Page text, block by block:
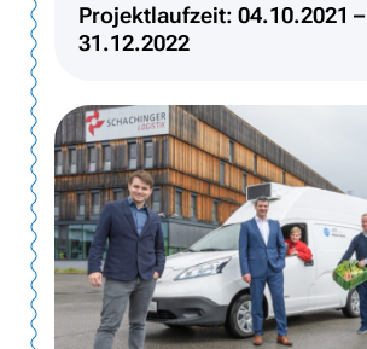
Projektlaufzeit: 04.10.2021 –
31.12.2022